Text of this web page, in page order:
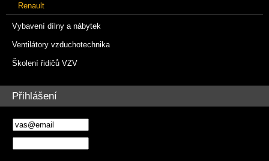
Renault
Vybavení dílny a nábytek
Ventilátory vzduchotechnika
Školení řidičů VZV
Přihlášení